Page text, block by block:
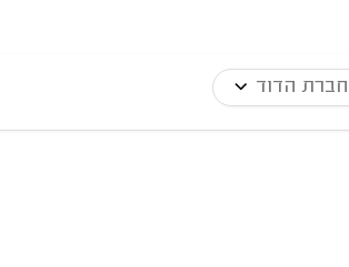
חברת הדוד